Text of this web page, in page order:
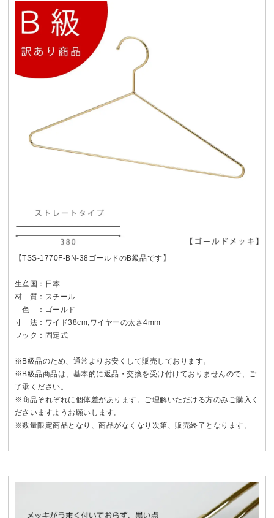
【TSS-1770F-BN-38ゴールドのB級品です】
生産国：日本
材 質：スチール
色 ：ゴールド
寸 法：ワイド38cm,ワイヤーの太さ4mm
フック：固定式
※B級品のため、通常よりお安くして販売しております。
※B級品商品は、基本的に返品・交換を受け付けておりませんので、ご
了承ください。
※商品それぞれに個体差があります。ご理解いただける方のみご購入く
ださいますようお願いします。
※数量限定商品となり、商品がなくなり次第、販売終了となります。